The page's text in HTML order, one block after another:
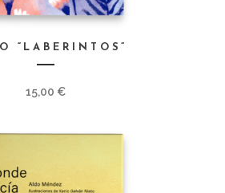
“LABERINTOS”
15,00 €